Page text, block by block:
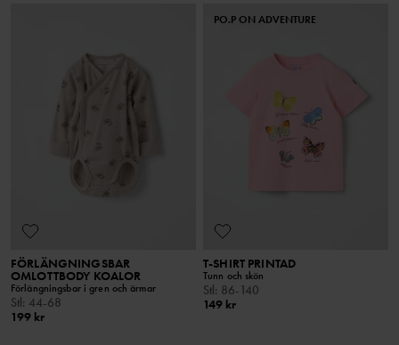
FÖRLÄNGNINGSBAR
OMLOTTBODY KOALOR
Förlängningsbar i gren och ärmar
Stl: 44-68
199 kr
PO.P ON ADVENTURE
T-SHIRT PRINTAD
Tunn och skön
Stl: 86-140
149 kr